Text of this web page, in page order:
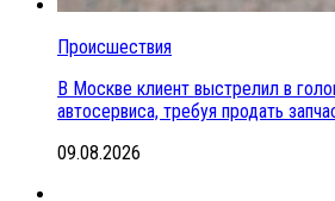
Происшествия
В Москве клиент выстрелил в
автосервиса, требуя продать
09.08.2026